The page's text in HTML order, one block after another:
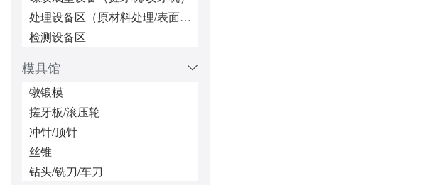
锁紧/防松紧固件区
铆接紧固件区
密封类（密封圈、油封、堵头）
索具、吊环
安装工具区(扳手、铆接工具等)
特殊非标件/异型紧固件区
处理设备区（原材料处理/表面处理/热处理/防松处理）
检测设备区
模具馆
镦锻模
搓牙板/滚压轮
冲针/顶针
丝锥
钻头/铣刀/车刀